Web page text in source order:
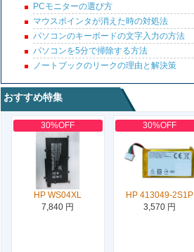
PCモニターの選び方
マウスポインタが消えた時の対処法
パソコンのキーボードの文字入力の方法
パソコンを5分で掃除する方法
ノートブックのリークの理由と解決策
おすすめ特集
30%OFF
HP WS04XL
7,840 円
30%OFF
HP 413049-2S1P
3,570 円